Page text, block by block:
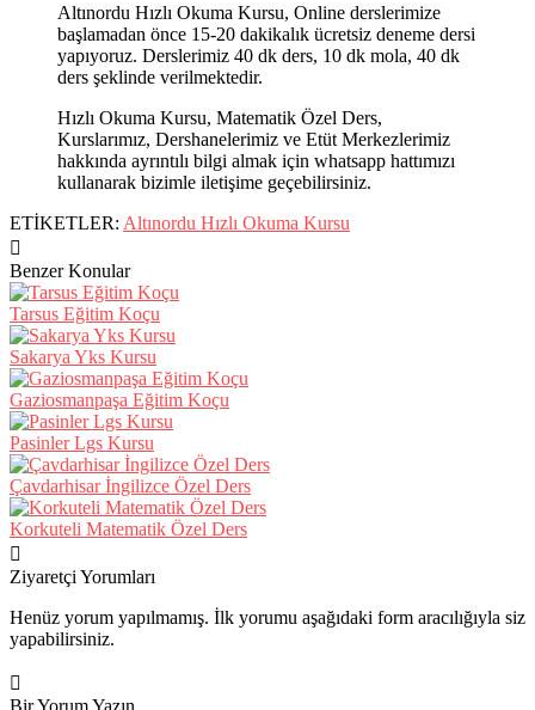
Altınordu Hızlı Okuma Kursu, Online derslerimize
başlamadan önce 15-20 dakikalık ücretsiz deneme dersi
yapıyoruz. Derslerimiz 40 dk ders, 10 dk mola, 40 dk
ders şeklinde verilmektedir.
Hızlı Okuma Kursu, Matematik Özel Ders,
Kurslarımız, Dershanelerimiz ve Etüt Merkezlerimiz
hakkında ayrıntılı bilgi almak için whatsapp hattımızı
kullanarak bizimle iletişime geçebilirsiniz.
ETİKETLER: Altınordu Hızlı Okuma Kursu
Benzer Konular
Tarsus Eğitim Koçu
Sakarya Yks Kursu
Gaziosmanpaşa Eğitim Koçu
Pasinler Lgs Kursu
Çavdarhisar İngilizce Özel Ders
Korkuteli Matematik Özel Ders
Ziyaretçi Yorumları
Henüz yorum yapılmamış. İlk yorumu aşağıdaki form aracılığıyla siz
yapabilirsiniz.
Bir Yorum Yazın